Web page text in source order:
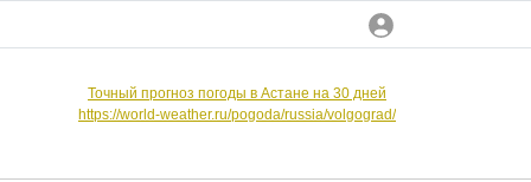
Точный прогноз погоды в Астане на 30 дней
https://world-weather.ru/pogoda/russia/volgograd/